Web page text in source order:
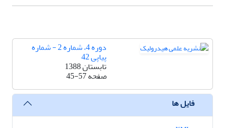
دوره 4، شماره 2 - شماره
پیاپی 42
تابستان 1388
صفحه45-57
فایل ها